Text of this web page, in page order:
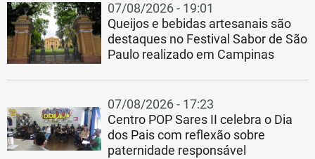
07/08/2026 - 19:01
Queijos e bebidas artesanais são
destaques no Festival Sabor de São
Paulo realizado em Campinas
07/08/2026 - 17:23
Centro POP Sares II celebra o Dia
dos Pais com reflexão sobre
paternidade responsável